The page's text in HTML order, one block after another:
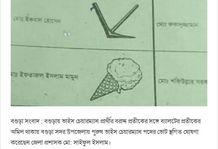
বগুড়া সংবাদ : বগুড়ায় ভাইস চেয়ারম্যান প্রার্থীর বরাদ্দ প্রতীকের সঙ্গে ব্যালটের প্রতীকের
অমিল থাকায় বগুড়া সদর উপজেলায় পুরুষ ভাইস চেয়ারম্যান পদের ভোট স্থগিত ঘোষণা
করেছেন জেলা প্রশাসক মো: সাইফুল ইসলাম।